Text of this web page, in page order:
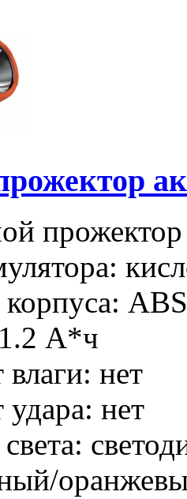
прожектор
А*ч
нет
нет